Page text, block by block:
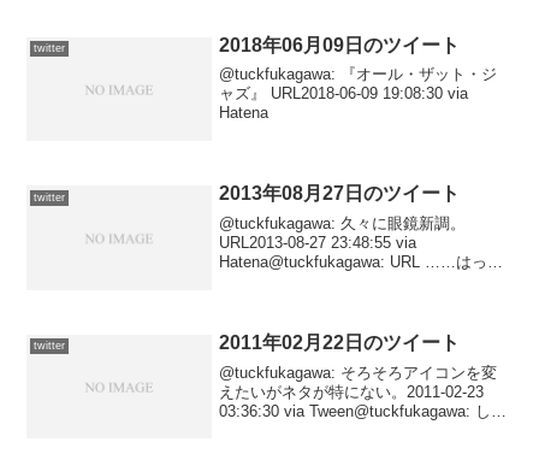
twitter 2018年06月09日のツイート
@tuckfukagawa: 『オール・ザット・ジ
ャズ』 URL2018-06-09 19:08:30 via
Hatena
twitter 2013年08月27日のツイート
@tuckfukagawa: 久々に眼鏡新調。
URL2013-08-27 23:48:55 via
Hatena@tuckfukagawa: URL ……はっ。
twitter 2011年02月22日のツイート
@tuckfukagawa: そろそろアイコンを変
えたいがネタが特にない。2011-02-23
03:36:30 via Tween@tuckfukagawa: しか